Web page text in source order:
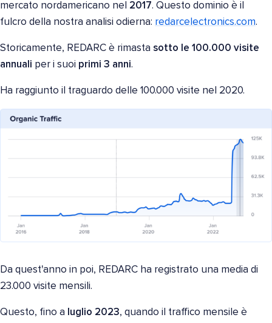
mercato nordamericano nel 2017. Questo dominio è il
fulcro della nostra analisi odierna: redarcelectronics.com.
Storicamente, REDARC è rimasta sotto le 100.000 visite
annuali per i suoi primi 3 anni.
Ha raggiunto il traguardo delle 100.000 visite nel 2020.
Da quest'anno in poi, REDARC ha registrato una media di
23.000 visite mensili.
Questo, fino a luglio 2023, quando il traffico mensile è